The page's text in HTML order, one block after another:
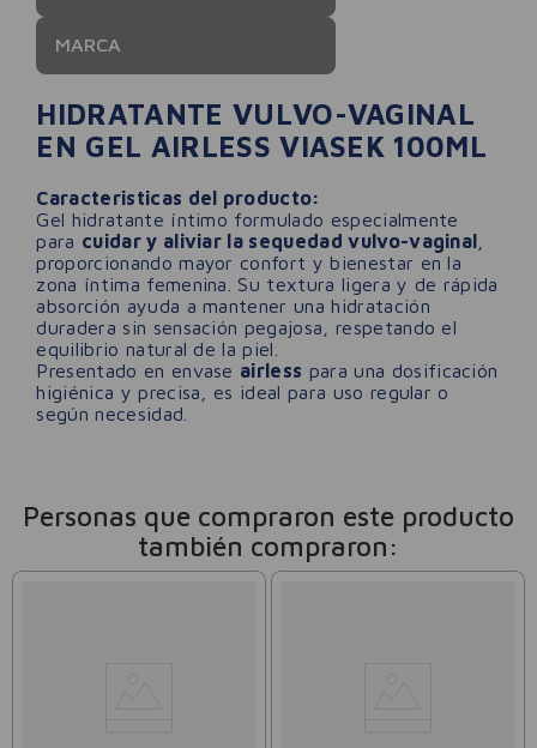
MARCA
HIDRATANTE VULVO-VAGINAL
EN GEL AIRLESS VIASEK 100ML
Caracteristicas del producto:
Gel hidratante íntimo formulado especialmente
para cuidar y aliviar la sequedad vulvo-vaginal
proporcionando mayor confort y bienestar en la
zona íntima femenina. Su textura ligera y de rápida
absorción ayuda a mantener una hidratación
duradera sin sensación pegajosa, respetando el
equilibrio natural de la piel.
Presentado en envase airless para una dosificación
higiénica y precisa, es ideal para uso regular o
según necesidad.
Personas que compraron este producto
también compraron: